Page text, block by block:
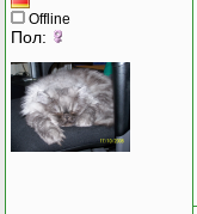
Offline
Пол: